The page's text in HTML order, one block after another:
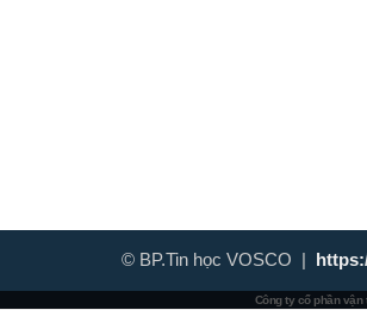
© BP.Tin học VOSCO |
Công ty cổ phần vận